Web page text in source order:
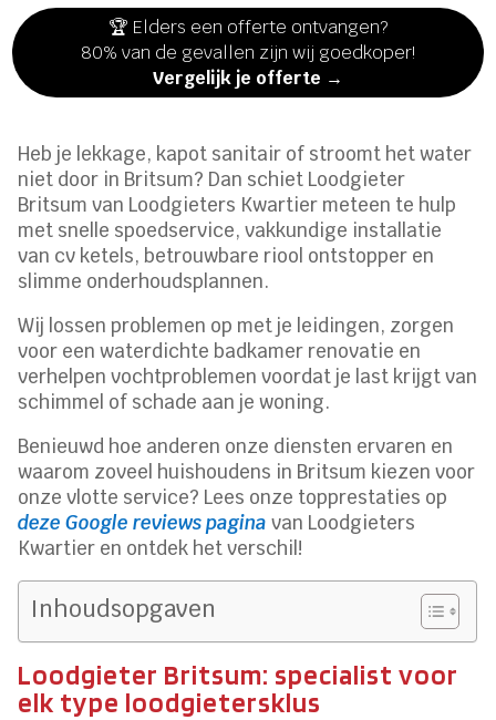
🏆 Elders een offerte ontvangen?
80% van de gevallen zijn wij goedkoper!
Vergelijk je offerte →
Heb je lekkage, kapot sanitair of stroomt het water
niet door in Britsum? Dan schiet Loodgieter
Britsum van Loodgieters Kwartier meteen te hulp
met snelle spoedservice, vakkundige installatie
van cv ketels, betrouwbare riool ontstopper en
slimme onderhoudsplannen.
Wij lossen problemen op met je leidingen, zorgen
voor een waterdichte badkamer renovatie en
verhelpen vochtproblemen voordat je last krijgt van
schimmel of schade aan je woning.
Benieuwd hoe anderen onze diensten ervaren en
waarom zoveel huishoudens in Britsum kiezen voor
onze vlotte service? Lees onze topprestaties op
deze Google reviews pagina van Loodgieters
Kwartier en ontdek het verschil!
Inhoudsopgaven
Loodgieter Britsum: specialist voor
elk type loodgietersklus